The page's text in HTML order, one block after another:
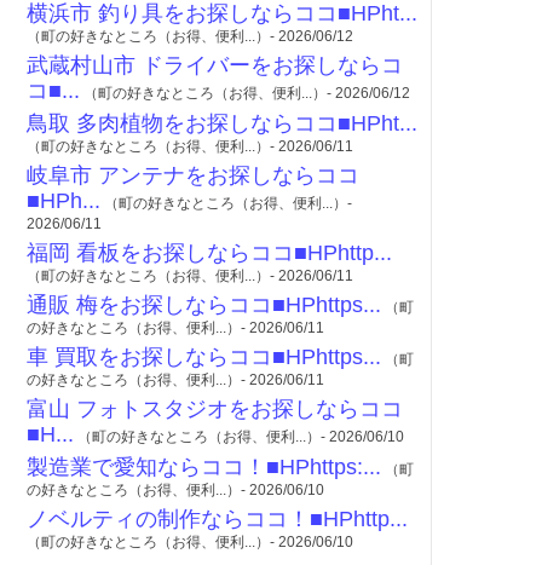
横浜市 釣り具をお探しならココ■HPht...
（町の好きなところ（お得、便利...）- 2026/06/12
武蔵村山市 ドライバーをお探しならコ
コ■... （町の好きなところ（お得、便利...）- 2026/06/12
鳥取 多肉植物をお探しならココ■HPht...
（町の好きなところ（お得、便利...）- 2026/06/11
岐阜市 アンテナをお探しならココ
■HPh... （町の好きなところ（お得、便利...）-
2026/06/11
福岡 看板をお探しならココ■HPhttp...
（町の好きなところ（お得、便利...）- 2026/06/11
通販 梅をお探しならココ■HPhttps... （町
の好きなところ（お得、便利...）- 2026/06/11
車 買取をお探しならココ■HPhttps... （町
の好きなところ（お得、便利...）- 2026/06/11
富山 フォトスタジオをお探しならココ
■H... （町の好きなところ（お得、便利...）- 2026/06/10
製造業で愛知ならココ！■HPhttps:... （町
の好きなところ（お得、便利...）- 2026/06/10
ノベルティの制作ならココ！■HPhttp...
（町の好きなところ（お得、便利...）- 2026/06/10